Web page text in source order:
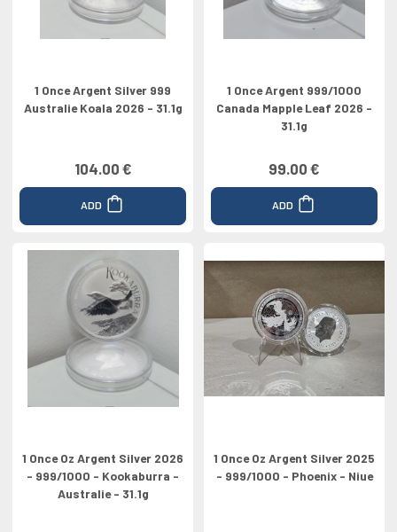
1 Once Argent Silver 999
Australie Koala 2026 - 31.1g
104.00 €
ADD
1 Once Argent 999/1000
Canada Mapple Leaf 2026 -
31.1g
99.00 €
ADD
1 Once Oz Argent Silver 2026
- 999/1000 - Kookaburra -
Australie - 31.1g
1 Once Oz Argent Silver 2025
- 999/1000 - Phoenix - Niue